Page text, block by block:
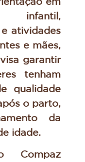
infantil,
atividades
e mães,
garantir
tenham
qualidade
o parto,
da
idade.
Compaz